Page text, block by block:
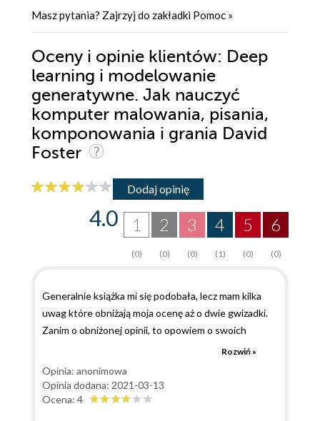
Masz pytania? Zajrzyj do zakładki Pomoc »
Oceny i opinie klientów: Deep
learning i modelowanie
generatywne. Jak nauczyć
komputer malowania, pisania,
komponowania i grania David
Foster
Dodaj opinię
6
(0)
5
(0)
4
(1)
3
(0)
2
(0)
1
(0)
4.0
Generalnie książka mi się podobała, lecz mam kilka
uwag które obniżają moja ocenę aż o dwie gwizadki.
Zanim o obniżonej opinii, to opowiem o swoich
odczuciach. Nie polecam książki osobom które nie
świecie Deep Learning, a także osób które nie chcą
się wysilić nad odrobina matematyki. Mnie ten temat
Rozwiń »
Opinia: anonimowa
Opinia dodana: 2021-03-13
Ocena: 4